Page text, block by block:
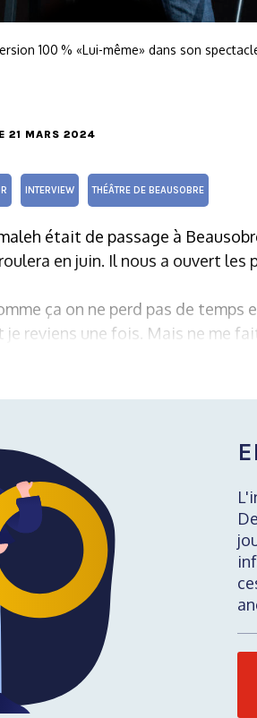
100 % «Lui-même» dans son
21 MARS 2024
INTERVIEW THÉÂTRE DE BEAUSOBRE
était de passage à
en juin. Il nous a ouvert les
ça on ne perd pas de
reviens une fois. Mais ne me